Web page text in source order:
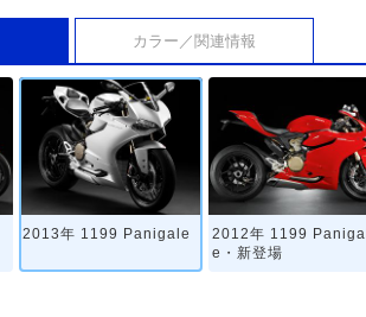
カラー／関連情報
2013年 1199 Panigale
2012年 1199 Panigal
e・新登場